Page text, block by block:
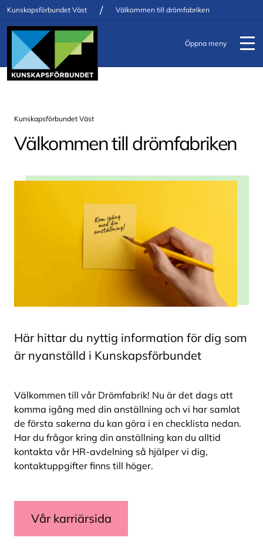
Kunskapsförbundet Väst / Välkommen till drömfabriken
Öppna meny
Kunskapsförbundet Väst
Välkommen till drömfabriken
Här hittar du nyttig information för dig som
är nyanställd i Kunskapsförbundet
Välkommen till vår Drömfabrik! Nu är det dags att
komma igång med din anställning och vi har samlat
de första sakerna du kan göra i en checklista nedan.
Har du frågor kring din anställning kan du alltid
kontakta vår HR-avdelning så hjälper vi dig,
kontaktuppgifter finns till höger.
Vår karriärsida